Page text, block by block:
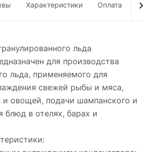
Характеристики Оплата
льда
для производства
льда, применяемого для
свежей рыбы и мяса,
овощей, подачи шампанского и
блюд в отелях, барах и